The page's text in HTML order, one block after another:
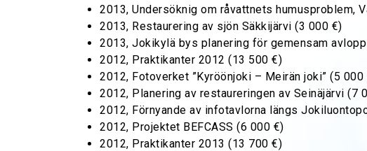
2013, Undersöknig om råvattnets humusproblem,
2013, Restaurering av sjön Säkkijärvi (3 000 €)
2013, Jokikylä bys planering för gemensam
2012, Praktikanter 2012 (13 500 €)
2012, Fotoverket ”Kyröönjoki – Meirän joki” (5 000
2012, Planering av restaureringen av Seinäjärvi (7
2012, Förnyande av infotavlorna längs
2012, Projektet BEFCASS (6 000 €)
2012, Praktikanter 2013 (13 700 €)